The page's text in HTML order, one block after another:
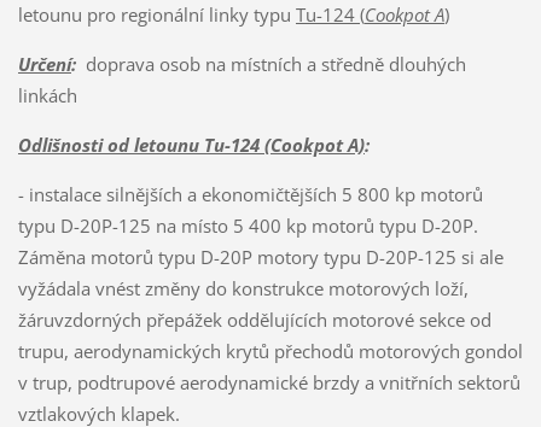
letounu pro regionální linky typu Tu-124 (Cookpot A)
Určení:doprava osob na místních a středně dlouhých
linkách
Odlišnosti od letounu Tu-124 (Cookpot A):
- instalace silnějších a ekonomičtějších 5 800 kp motorů
typu D-20P-125 na místo 5 400 kp motorů typu D-20P.
Záměna motorů typu D-20P motory typu D-20P-125 si ale
vyžádala vnést změny do konstrukce motorových loží,
žáruvzdorných přepážek oddělujících motorové sekce od
trupu, aerodynamických krytů přechodů motorových gondol
v trup, podtrupové aerodynamické brzdy a vnitřních sektorů
vztlakových klapek.